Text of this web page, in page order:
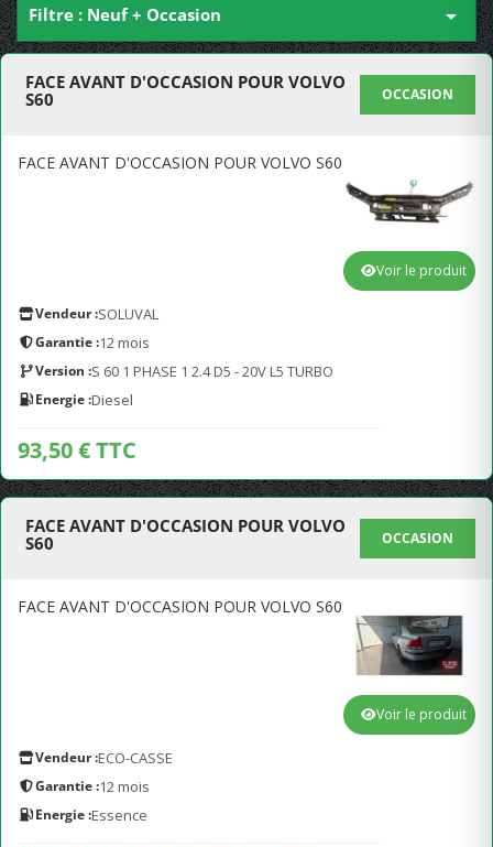
Filtre : Neuf + Occasion 
FACE AVANT D'OCCASION POUR VOLVO
S60
OCCASION
FACE AVANT D'OCCASION POUR VOLVO S60
Vendeur :SOLUVAL
Garantie :12 mois
Version :S 60 1 PHASE 1 2.4 D5 - 20V L5 TURBO
Energie :Diesel
93,50 € TTC
Voir le produit
FACE AVANT D'OCCASION POUR VOLVO
S60
OCCASION
FACE AVANT D'OCCASION POUR VOLVO S60
Vendeur :ECO-CASSE
Garantie :12 mois
Energie :Essence
Voir le produit